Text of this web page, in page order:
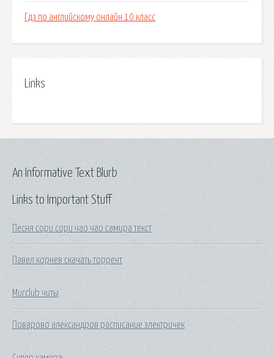
Гдз по английскому онлайн 10 класс
Links
Links to Important Stuff
Песня сори сори чао чао самира текст
Павел корнев скачать торрент
Murclub читы
Поварово александров расписание электричек
An Informative Text Blurb